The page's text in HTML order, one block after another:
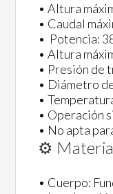
• Altura
• Caudal
• Potencia:
• Altura
• Presión de
• Diámetro
•
• Operación
• No apta
⚙️
• Cuerpo: